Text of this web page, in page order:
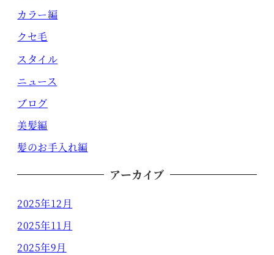
カラー編
クセ毛
スタイル
ニュース
ブログ
美髪編
髪のお手入れ編
アーカイブ
2025年12月
2025年11月
2025年9月